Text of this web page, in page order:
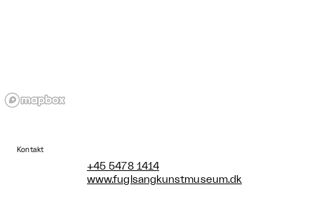
Kontakt
+45 5478 1414
www.fuglsangkunstmuseum.dk